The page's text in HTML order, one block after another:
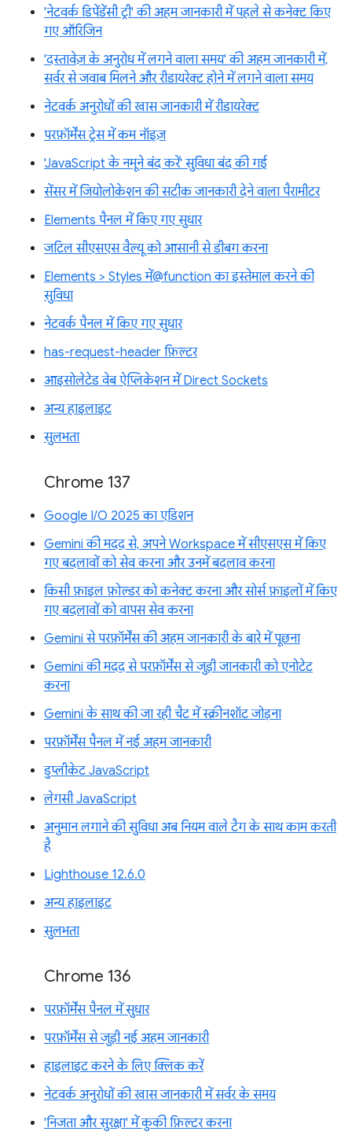
'नेटवर्क डिपेंडेंसी ट्री' की अहम जानकारी में पहले से कनेक्ट किए
गए ऑरिजिन
'दस्तावेज़ के अनुरोध में लगने वाला समय' की अहम जानकारी में,
सर्वर से जवाब मिलने और रीडायरेक्ट होने में लगने वाला समय
नेटवर्क अनुरोधों की खास जानकारी में रीडायरेक्ट
परफ़ॉर्मेंस ट्रेस में कम नॉइज़
'JavaScript के नमूने बंद करें' सुविधा बंद की गई
सेंसर में जियोलोकेशन की सटीक जानकारी देने वाला पैरामीटर
Elements पैनल में किए गए सुधार
जटिल सीएसएस वैल्यू को आसानी से डीबग करना
Elements > Styles में@function का इस्तेमाल करने की
सुविधा
नेटवर्क पैनल में किए गए सुधार
has-request-header फ़िल्टर
आइसोलेटेड वेब ऐप्लिकेशन में Direct Sockets
अन्य हाइलाइट
सुलभता
Chrome 137
Google I/O 2025 का एडिशन
Gemini की मदद से, अपने Workspace में सीएसएस में किए
गए बदलावों को सेव करना और उनमें बदलाव करना
किसी फ़ाइल फ़ोल्डर को कनेक्ट करना और सोर्स फ़ाइलों में किए
गए बदलावों को वापस सेव करना
Gemini से परफ़ॉर्मेंस की अहम जानकारी के बारे में पूछना
Gemini की मदद से परफ़ॉर्मेंस से जुड़ी जानकारी को एनोटेट
करना
Gemini के साथ की जा रही चैट में स्क्रीनशॉट जोड़ना
परफ़ॉर्मेंस पैनल में नई अहम जानकारी
डुप्लीकेट JavaScript
लेगसी JavaScript
अनुमान लगाने की सुविधा अब नियम वाले टैग के साथ काम करती
है
Lighthouse 12.6.0
अन्य हाइलाइट
सुलभता
Chrome 136
परफ़ॉर्मेंस पैनल में सुधार
परफ़ॉर्मेंस से जुड़ी नई अहम जानकारी
हाइलाइट करने के लिए क्लिक करें
नेटवर्क अनुरोधों की खास जानकारी में सर्वर के समय
'निजता और सुरक्षा' में कुकी फ़िल्टर करना